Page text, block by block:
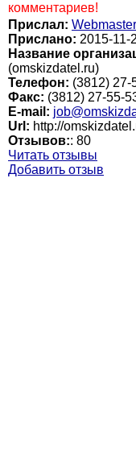
комментариев!
Прислал: Webmaster
Прислано: 2015-11-
Название
(omskizdatel.ru)
Телефон: (3812) 27-
Факс: (3812) 27-55-
E-mail:
Url: http://
Отзывов:: 80
Читать отзывы
Добавить отзыв